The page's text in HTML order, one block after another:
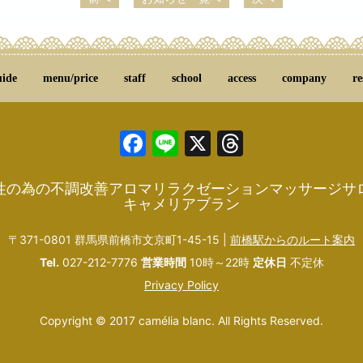
menu/price staff school access company
Facebook
Line
X
の為の不調改善アロマリラクゼーションマッサージサ
キャメリアブラン
〒371-0801 群馬県前橋市文京町1-45-15 | 前橋駅からのルート案内
Tel. 027-212-7776 営業時間10時～22時 定休日 不定休
Privacy Policy
Copyright © 2017 camélia blanc. All Rights Reserved.